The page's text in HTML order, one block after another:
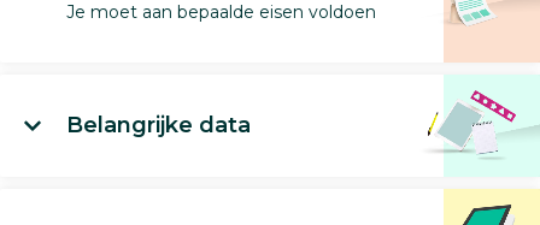
Je moet aan bepaalde eisen voldoen
Belangrijke data